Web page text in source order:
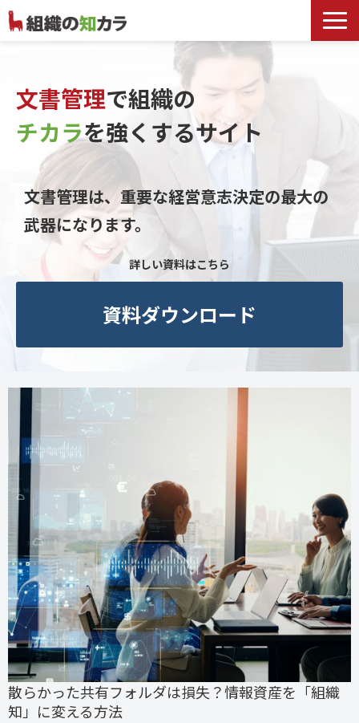
文書管理サービス
お役立ち記事
記事カテゴリ一覧
よくあるお問合せ
文書管理で組織の
チカラを強くするサイト
文書管理は、重要な経営意志決定の最大の
武器になります。
詳しい資料はこちら
資料ダウンロード
散らかった共有フォルダは損失？情報資産を「組織
知」に変える方法